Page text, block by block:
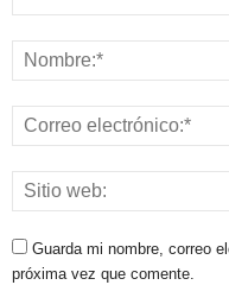
Guarda mi nombre, correo
próxima vez que comente.